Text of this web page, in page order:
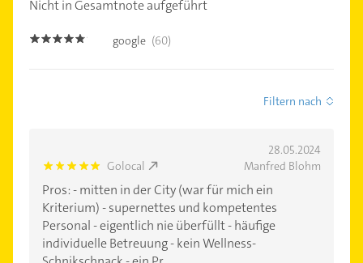
Nicht in Gesamtnote aufgeführt
4.7000003 google (60)
Filtern nach
28.05.2024
5.0 Golocal Manfred Blohm
Pros: - mitten in der City (war für mich ein
Kriterium) - supernettes und kompetentes
Personal - eigentlich nie überfüllt - häufige
individuelle Betreuung - kein Wellness-